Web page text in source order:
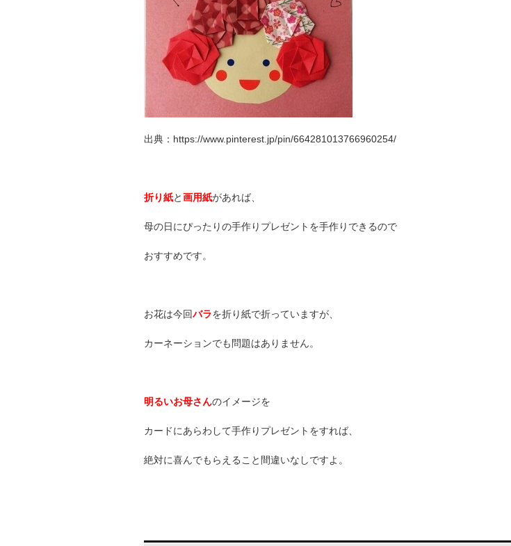
出典：https://www.pinterest.jp/pin/664281013766960254/
折り紙と画用紙があれば、
母の日にぴったりの手作りプレゼントを手作りできるので
おすすめです。
お花は今回バラを折り紙で折っていますが、
カーネーションでも問題はありません。
明るいお母さんのイメージを
カードにあらわして手作りプレゼントをすれば、
絶対に喜んでもらえること間違いなしですよ。